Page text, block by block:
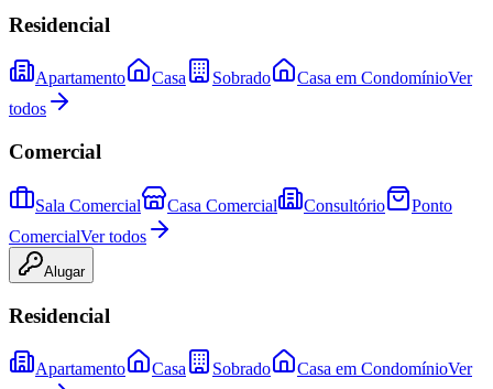
Residencial
Apartamento Casa Sobrado Casa em CondomínioVer
todos
Comercial
Sala Comercial Casa Comercial Consultório
Ponto
ComercialVer todos
Alugar
Residencial
Apartamento Casa Sobrado Casa em CondomínioVer